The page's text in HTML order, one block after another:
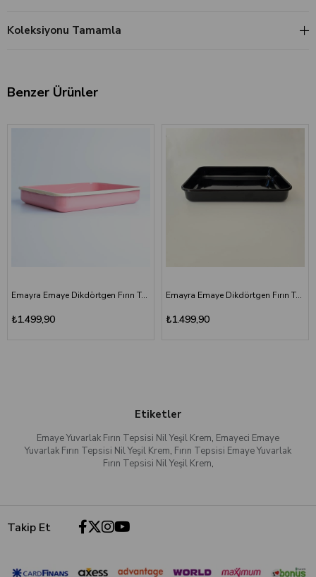
Koleksiyonu Tamamla
Benzer Ürünler
Emayra Emaye Dikdörtgen Fırın Tepsisi 25x35x5 cm | Gül Kurusu
₺1.499,90
Emayra Emaye Dikdörtgen Fırın Tepsisi 25x35x5 cm | Siyah
₺1.499,90
Etiketler
Emaye Yuvarlak Fırın Tepsisi Nil Yeşil Krem, Emayeci Emaye
Yuvarlak Fırın Tepsisi Nil Yeşil Krem, Fırın Tepsisi Emaye Yuvarlak
Fırın Tepsisi Nil Yeşil Krem,
Takip Et